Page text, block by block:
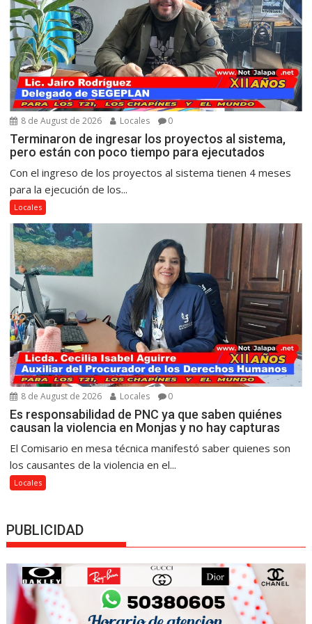
8 de August de 2026 Locales 0
Terminaron de ingresar los proyectos al sistema,
pero están con poco tiempo para ejecutados
Con el ingreso de los proyectos al sistema tienen 4 meses
para la ejecución de los...
Locales
8 de August de 2026 Locales 0
Es responsabilidad de PNC ya que saben quiénes
causan la violencia en Monjas y no hay capturas
El Comisario en mesa técnica manifestó saber quienes son
los causantes de la violencia en el...
Locales
PUBLICIDAD